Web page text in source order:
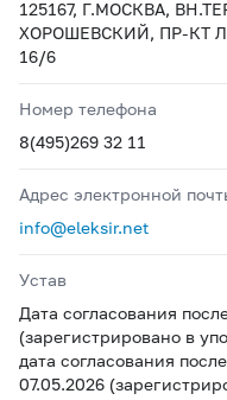
125167, Г.МОСКВА,
ХОРОШЕВСКИЙ, ПР-КТ
16/6
Номер телефона
8(495)269 32 11
Адрес электронной
info@eleksir.net
Устав
Дата согласования
(зарегистрировано в
дата согласования
07.05.2026